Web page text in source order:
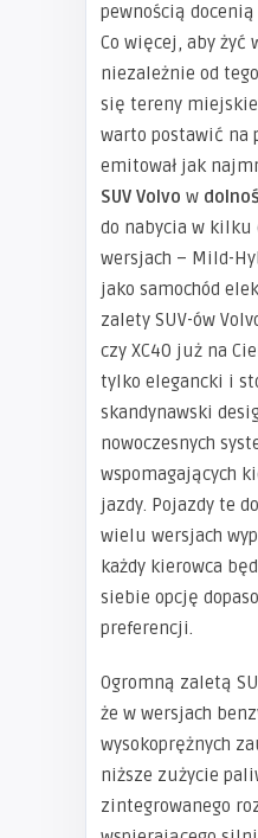
pewnością
Co więcej, aby żyć
niezależnie od
się tereny
warto postawić na
emitował jak
SUV Volvo w
do nabycia w kilku
wersjach – Mild-
jako samochód
zalety SUV-ów
czy XC40 już na
tylko elegancki i
skandynawski
nowoczesnych
wspomagających
jazdy. Pojazdy te
wielu wersjach
każdy kierowca
siebie opcję
preferencji.
Ogromną zaletą
że w wersjach
wysokoprężnych
niższe zużycie
zintegrowanego